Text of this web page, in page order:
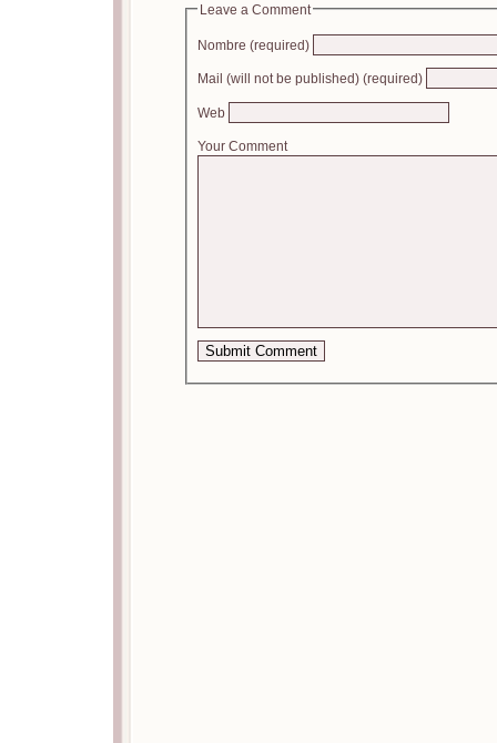
Leave a Comment
Nombre (required)
Mail (will not be published) (required)
Web
Your Comment